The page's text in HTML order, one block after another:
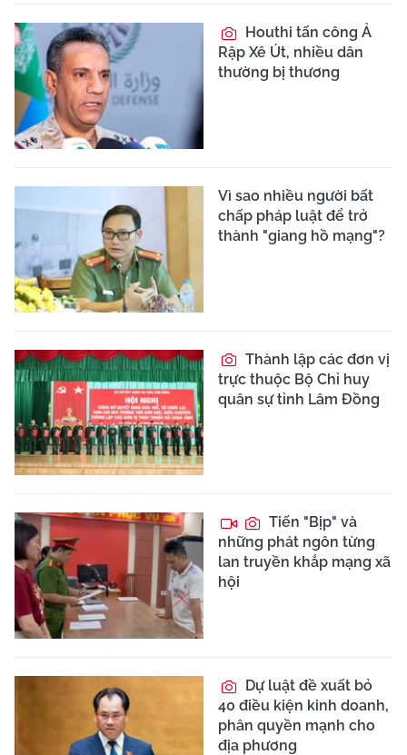
Houthi tấn công Ả
Rập Xê Út, nhiều dân
thường bị thương
Vì sao nhiều người bất
chấp pháp luật để trở
thành "giang hồ mạng"?
Thành lập các đơn vị
trực thuộc Bộ Chỉ huy
quân sự tỉnh Lâm Đồng
Tiến "Bịp" và
những phát ngôn từng
lan truyền khắp mạng xã
hội
Dự luật đề xuất bỏ
40 điều kiện kinh doanh,
phân quyền mạnh cho
địa phương